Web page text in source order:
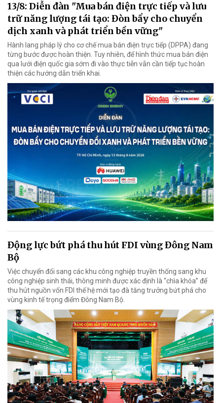
13/8: Diễn đàn "Mua bán điện trực tiếp và lưu
trữ năng lượng tái tạo: Đòn bẩy cho chuyển
dịch xanh và phát triển bền vững"
Hành lang pháp lý cho cơ chế mua bán điện trực tiếp (DPPA) đang
từng bước được hoàn thiện. Tuy nhiên, để hình thức mua bán điện
qua lưới điện quốc gia sớm đi vào thực tiễn vẫn cần tiếp tục hoàn
thiện các hướng dẫn triển khai.
Động lực bứt phá thu hút FDI vùng Đông Nam
Bộ
Việc chuyển đổi sang các khu công nghiệp truyền thống sang khu
công nghiệp sinh thái, thông minh được xác định là “chìa khóa” để
thu hút nguồn vốn FDI thế hệ mới tạo đà tăng trưởng bứt phá cho
vùng kinh tế trọng điểm Đông Nam Bộ.